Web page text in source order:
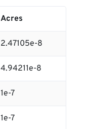
Acres
2.47105e-8
4.94211e-8
1e-7
1e-7